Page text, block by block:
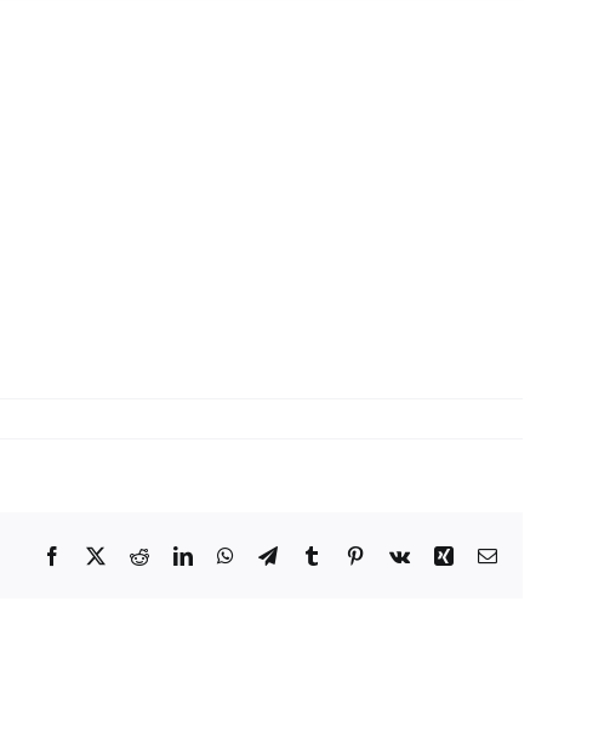
Facebook
X RedditLinkedInWhatsApp
TelegramTumblrPinterest
Vk Xing Correo